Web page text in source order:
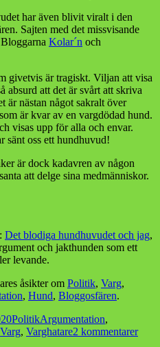
har även blivit viralt i den
Sajten med det missvisande
Kolar´n och
givetvis är tragiskt. Viljan att visa
absurd att det är svårt att skriva
är nästan något sakralt över
är kvar av en vargdödad hund.
visas upp för alla och envar.
sänt oss ett hundhuvud!
är dock kadavren av någon
att delge sina medmänniskor.
Det blodiga hundhuvudet och jag,
och jakthunden som ett
levande.
åsikter om Politik, Varg,
, Hund, Bloggosfären.
Kategorier
PolitikTaggar
Argumentation,
Varg, Varghatare2 kommentarertill